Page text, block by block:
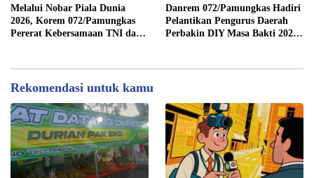
Diponegoro
Melalui Nobar Piala Dunia
2026, Korem 072/Pamungkas
Pererat Kebersamaan TNI dan
Danrem 072/Pamungkas Hadiri
Pelantikan Pengurus Daerah
Perbakin DIY Masa Bakti 2026-
Rekomendasi untuk kamu